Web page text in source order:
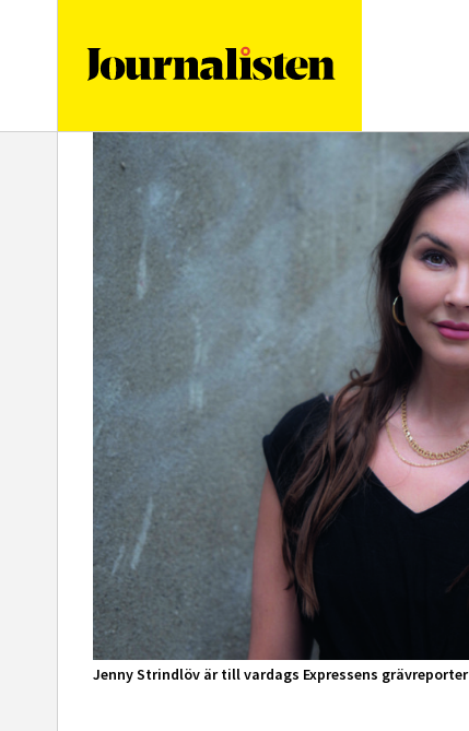
Jenny Strindlöv är till vardags Expressens